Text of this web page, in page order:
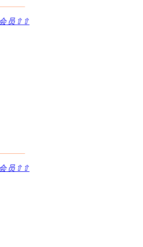
员⇧⇧
员⇧⇧